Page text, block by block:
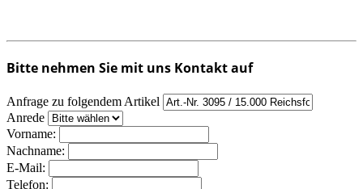
Bitte nehmen Sie mit uns Kontakt auf
Anfrage zu folgendem Artikel
Anrede
Vorname:
Nachname:
E-Mail:
Telefon: